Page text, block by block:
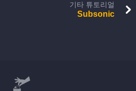
기타 튜토리얼
Subsonic